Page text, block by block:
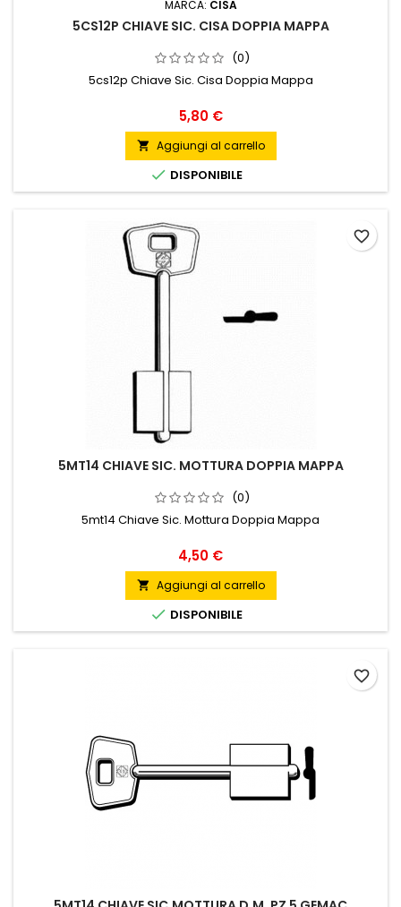
MARCA: CISA
5CS12P CHIAVE SIC. CISA DOPPIA MAPPA
(0)
5cs12p Chiave Sic. Cisa Doppia Mappa
Prezzo
5,80 €
 Aggiungi al carrello
 DISPONIBILE
5MT14 CHIAVE SIC. MOTTURA DOPPIA MAPPA
(0)
5mt14 Chiave Sic. Mottura Doppia Mappa
Prezzo
4,50 €
 Aggiungi al carrello
 DISPONIBILE
favorite_border
favorite_border